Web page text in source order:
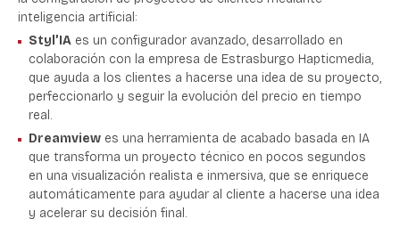
inteligencia artificial:
Styl’IA es un configurador avanzado, desarrollado en
colaboración con la empresa de Estrasburgo Hapticmedia,
que ayuda a los clientes a hacerse una idea de su proyecto,
perfeccionarlo y seguir la evolución del precio en tiempo
real.
Dreamview es una herramienta de acabado basada en IA
que transforma un proyecto técnico en pocos segundos
en una visualización realista e inmersiva, que se enriquece
automáticamente para ayudar al cliente a hacerse una idea
y acelerar su decisión final.